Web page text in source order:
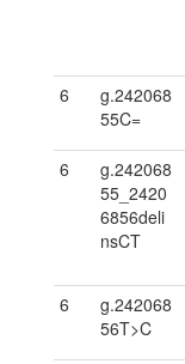
6
g.242068
55C=
6
g.242068
55_2420
6856deli
nsCT
6
g.242068
56T>C